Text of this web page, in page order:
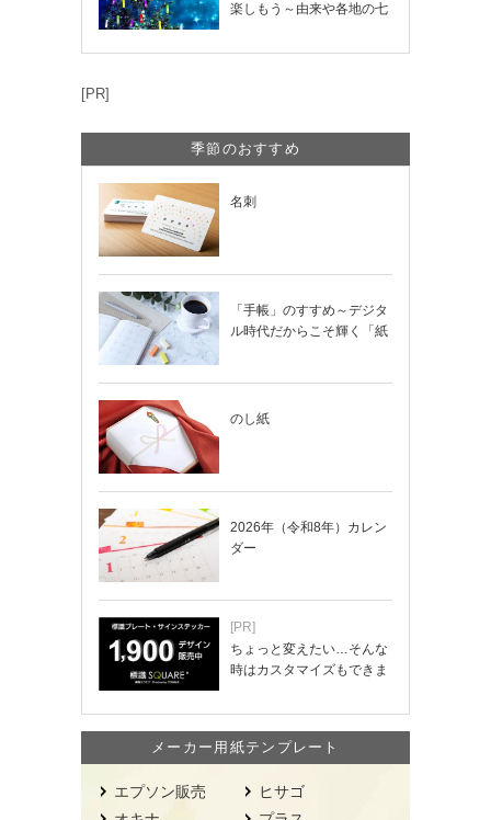
楽しもう～由来や各地の七
[PR]
季節のおすすめ
名刺
「手帳」のすすめ～デジタ
ル時代だからこそ輝く「紙
のし紙
2026年（令和8年）カレン
ダー
[PR]
ちょっと変えたい…そんな
時はカスタマイズもできま
メーカー用紙テンプレート
エプソン販売
ヒサゴ